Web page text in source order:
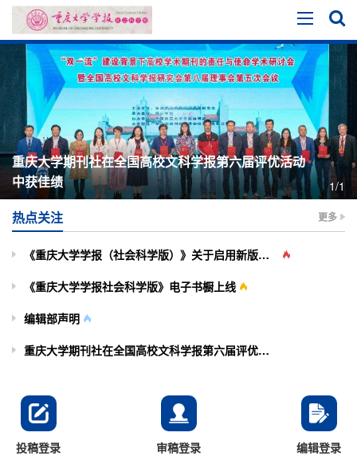
重庆大学期刊社在全国高校文科学报第六届评优活动
中获佳绩
1/1
热点关注 更多
《重庆大学学报（社会科学版）》关于启用新版投审稿系统的通知
《重庆大学学报社会科学版》电子书橱上线
编辑部声明
重庆大学期刊社在全国高校文科学报第六届评优活动中获佳绩
投稿登录 审稿登录 编辑登录